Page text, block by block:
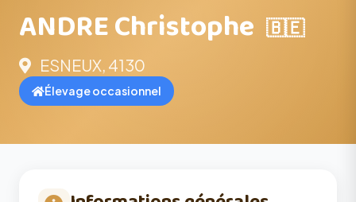
ANDRE Christophe 🇧🇪
ESNEUX, 4130
Élevage occasionnel